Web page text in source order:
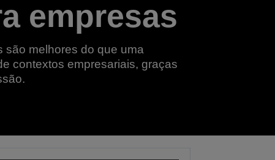
empresas
são melhores do que uma
contextos empresariais, graças